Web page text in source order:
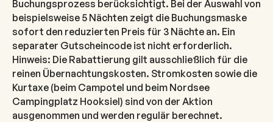
Buchungsprozess berücksichtigt. Bei der Auswahl von
beispielsweise 5 Nächten zeigt die Buchungsmaske
sofort den reduzierten Preis für 3 Nächte an. Ein
separater Gutscheincode ist nicht erforderlich.
Hinweis: Die Rabattierung gilt ausschließlich für die
reinen Übernachtungskosten. Stromkosten sowie die
Kurtaxe (beim Campotel und beim Nordsee
Campingplatz Hooksiel) sind von der Aktion
ausgenommen und werden regulär berechnet.